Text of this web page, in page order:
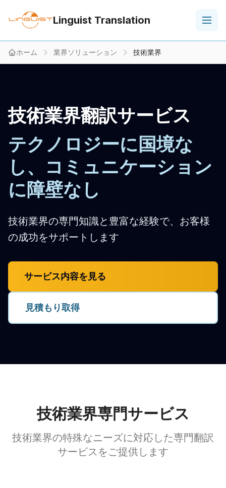
Linguist Translation
ホーム 業界ソリューション 技術業界
技術業界翻訳サービス
テクノロジーに国境な
し、コミュニケーション
に障壁なし
技術業界の専門知識と豊富な経験で、お客様
の成功をサポートします
サービス内容を見る
見積もり取得
技術業界専門サービス
技術業界の特殊なニーズに対応した専門翻訳
サービスをご提供します